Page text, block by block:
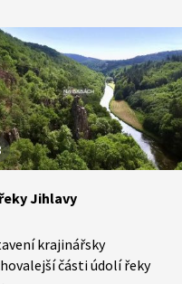
že je to dým, který hřmí.
příroda je fascinující
Druhý největší
nejteplejší kontinent
se neváhejte vydat
dobrodružstvím právě
Jihlavy
krajinářsky
části údolí řeky